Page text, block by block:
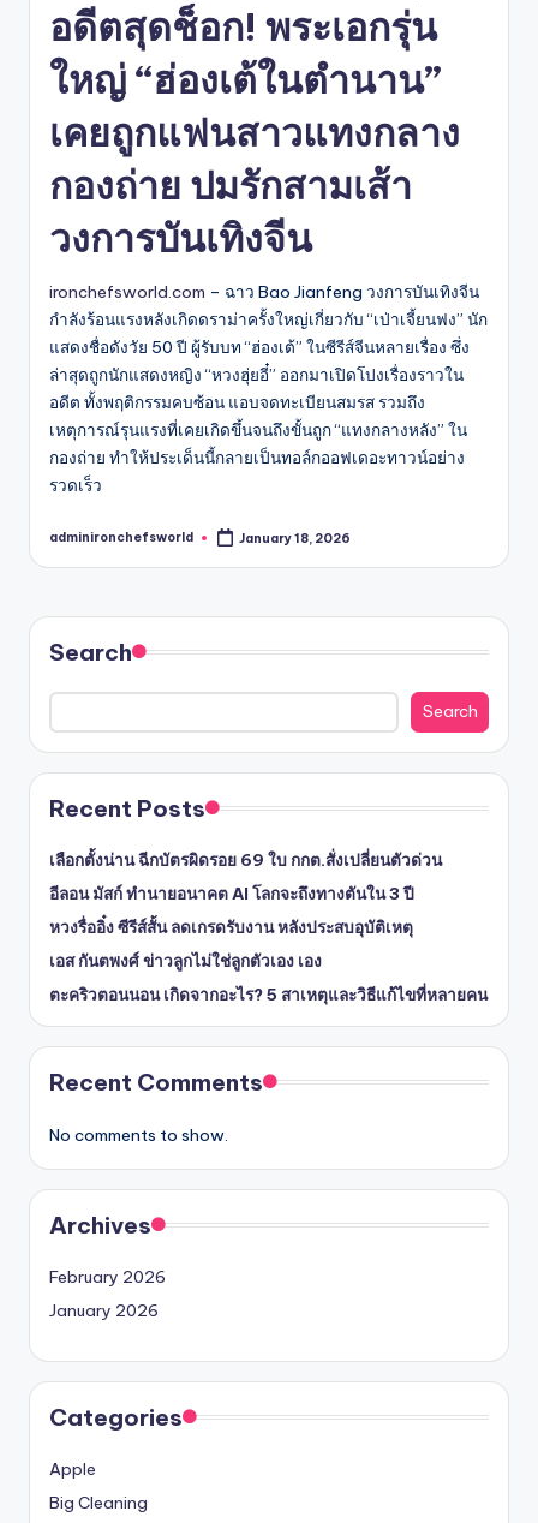
อดีตสุดช็อก! พระเอกรุ่น
ใหญ่ “ฮ่องเต้ในตำนาน”
เคยถูกแฟนสาวแทงกลาง
กองถ่าย ปมรักสามเส้า
วงการบันเทิงจีน
ironchefsworld.com – ฉาว Bao Jianfeng วงการบันเทิงจีน
กำลังร้อนแรงหลังเกิดดราม่าครั้งใหญ่เกี่ยวกับ “เป่าเจี้ยนฟง” นัก
แสดงชื่อดังวัย 50 ปี ผู้รับบท “ฮ่องเต้” ในซีรีส์จีนหลายเรื่อง ซึ่ง
ล่าสุดถูกนักแสดงหญิง “หวงฮุ่ยอี๋” ออกมาเปิดโปงเรื่องราวใน
อดีต ทั้งพฤติกรรมคบซ้อน แอบจดทะเบียนสมรส รวมถึง
เหตุการณ์รุนแรงที่เคยเกิดขึ้นจนถึงขั้นถูก “แทงกลางหลัง” ใน
กองถ่าย ทำให้ประเด็นนี้กลายเป็นทอล์กออฟเดอะทาวน์อย่าง
รวดเร็ว
Posted
adminironchefsworld January 18, 2026
Search
Search
Recent Posts
เลือกตั้งน่าน ฉีกบัตรผิดรอย 69 ใบ กกต.สั่งเปลี่ยนตัวด่วน
อีลอน มัสก์ ทำนายอนาคต AI โลกจะถึงทางตันใน 3 ปี
หวงรื่ออิ๋ง ซีรีส์สั้น ลดเกรดรับงาน หลังประสบอุบัติเหตุ
เอส กันตพงศ์ ข่าวลูกไม่ใช่ลูกตัวเอง เอง
ตะคริวตอนนอน เกิดจากอะไร? 5 สาเหตุและวิธีแก้ไขที่หลายคน
Recent Comments
No comments to show.
Archives
February 2026
January 2026
Categories
Apple
Big Cleaning